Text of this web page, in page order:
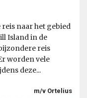
naar het gebied
Island in de
reis
worden vele
deze...
m/v Ortelius